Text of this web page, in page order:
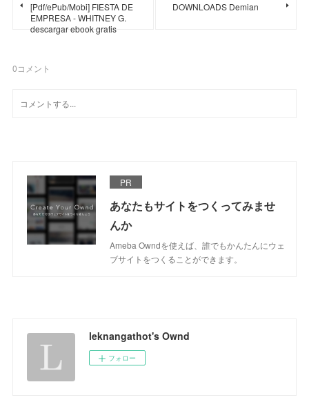
[Pdf/ePub/Mobi] FIESTA DE
EMPRESA - WHITNEY G.
descargar ebook gratis
DOWNLOADS Demian
0コメント
PR
あなたもサイトをつくってみませ
んか
Ameba Owndを使えば、誰でもかんたんにウェ
ブサイトをつくることができます。
leknangathot's Ownd
フォロー